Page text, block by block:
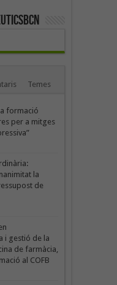
Temes
formació
per a mitges
la
de
i gestió de la
de farmàcia,
al COFB